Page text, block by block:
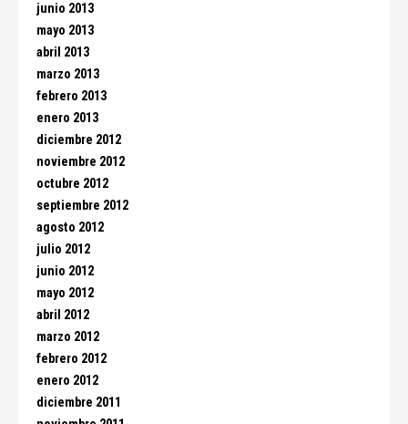
junio 2013
mayo 2013
abril 2013
marzo 2013
febrero 2013
enero 2013
diciembre 2012
noviembre 2012
octubre 2012
septiembre 2012
agosto 2012
julio 2012
junio 2012
mayo 2012
abril 2012
marzo 2012
febrero 2012
enero 2012
diciembre 2011